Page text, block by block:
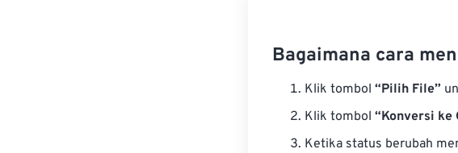
Bagaimana cara
Klik tombol “Pilih File”
Klik tombol “Konversi ke
Ketika status berubah